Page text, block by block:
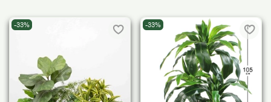
-33% -33%